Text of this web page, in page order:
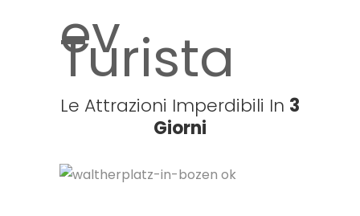
ev
Turista
Le Attrazioni Imperdibili In 3
Giorni